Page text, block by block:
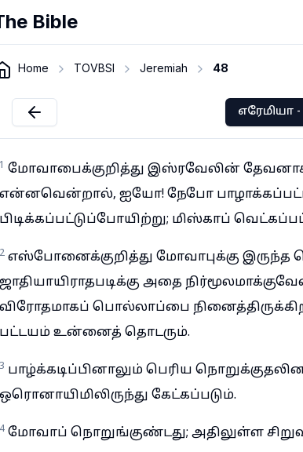
Bible
Home TOVBSI Jeremiah 48
எரேமியா -
1 மோவாபைக்குறித்து இஸ்ரவேலின்
என்னவென்றால், ஐயோ! நேபோ
பிடிக்கப்பட்டுப்போயிற்று; மிஸ்காப்
2 எஸ்போனைக்குறித்து மோவாபுக்கு இருந்த
ஜாதியாயிராதபடிக்கு அதை
விரோதமாகப் பொல்லாப்பை
பட்டயம் உன்னைத் தொடரும்.
3 பாழ்க்கடிப்பினாலும் பெரிய
ஒரொனாயிமிலிருந்து கேட்கப்படும்.
4 மோவாப் நொறுங்குண்டது; அதிலுள்ள